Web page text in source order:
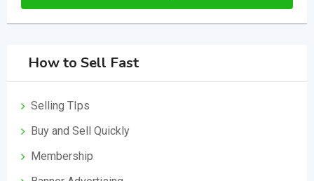
How to Sell Fast
Selling TIps
Buy and Sell Quickly
Membership